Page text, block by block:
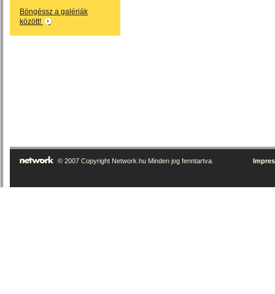
Böngéssz a galériák
között!
© 2007 Copyright Network.hu Minden jog fenntartva.